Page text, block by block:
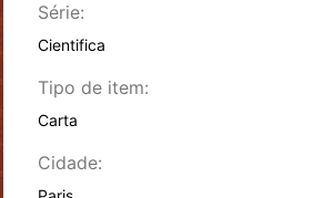
Série:
Cientifica
Tipo de item:
Carta
Cidade: